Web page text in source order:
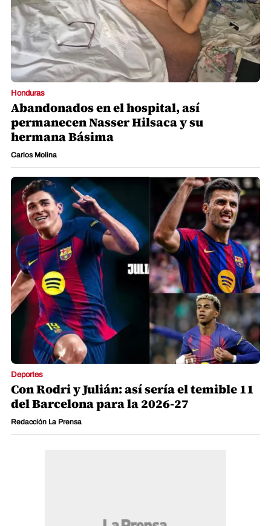
Honduras
Abandonados en el hospital, así
permanecen Nasser Hilsaca y su
hermana Básima
Carlos Molina
Deportes
Con Rodri y Julián: así sería el temible 11
del Barcelona para la 2026-27
Redacción La Prensa